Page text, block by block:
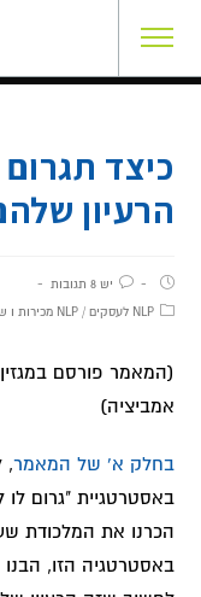
כיצד
הרעיון
יש 8 תגובות
NLP לעסקים
/NLP מכירות ו שווק
(המאמר פורסם
אמביציה)
בחלק א' של המאמר,
באסטרטגיית "גרום
הכרנו את המלכודת
באסטרטגיה הזו,